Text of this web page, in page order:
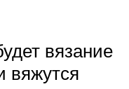
вязание
вяжутся